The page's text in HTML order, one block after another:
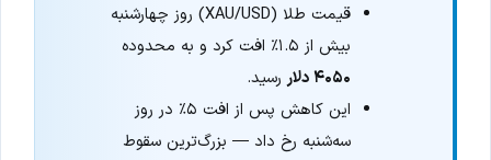
قیمت طلا (XAU/USD) روز چهارشنبه
بیش از ۱.۵٪ افت کرد و به محدوده
۴۰۵۰ دلار
رسید.
این کاهش پس از افت ۵٪ در روز
سه‌شنبه رخ داد — بزرگ‌ترین سقوط